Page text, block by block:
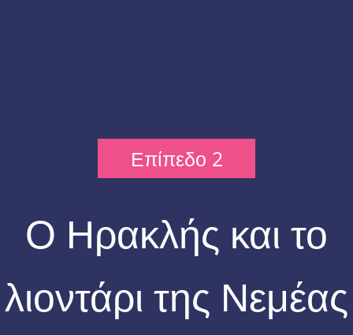
Επίπεδο 2
Ο Ηρακλής και το
λιοντάρι της Νεμέας